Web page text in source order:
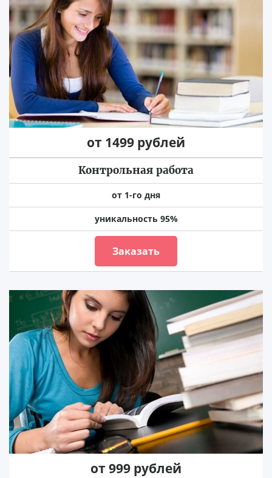
от 1499 рублей
Контрольная работа
от 1-го дня
уникальность 95%
Заказать
от 999 рублей